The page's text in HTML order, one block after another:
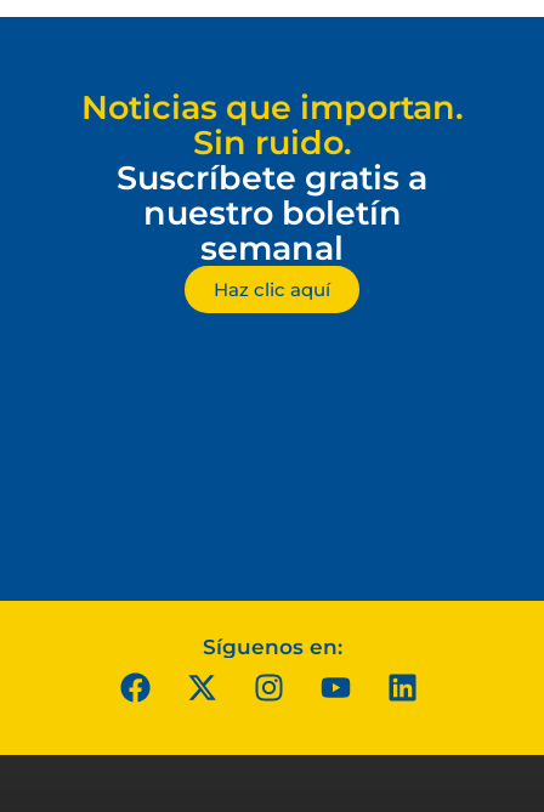
Noticias que importan.
Sin ruido.
Suscríbete gratis a
nuestro boletín
semanal
Haz clic aquí
Síguenos en: